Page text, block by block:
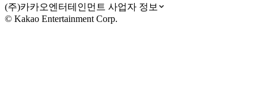
(주)카카오엔터테인먼트 사업자 정보
© Kakao Entertainment Corp.